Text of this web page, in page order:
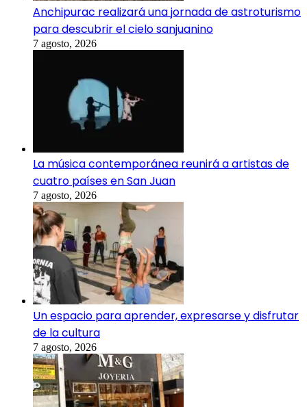
Anchipurac realizará una jornada de astroturismo
para descubrir el cielo sanjuanino
7 agosto, 2026
La música contemporánea reunirá a artistas de
cuatro países en San Juan
7 agosto, 2026
Un espacio para aprender, expresarse y disfrutar
de la cultura
7 agosto, 2026